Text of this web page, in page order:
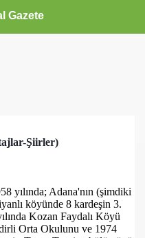
Gazete
Şiirler)
yılında; Adana'nın (şimdiki
köyünde 8 kardeşin 3.
Kozan Faydalı Köyü
Orta Okulunu ve 1974